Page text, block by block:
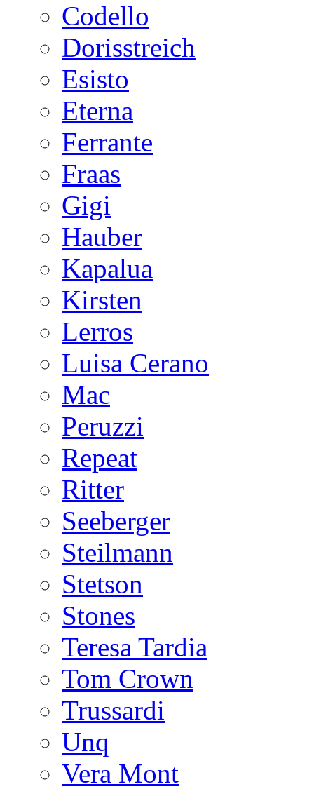
Codello
Dorisstreich
Esisto
Eterna
Ferrante
Fraas
Gigi
Hauber
Kapalua
Kirsten
Lerros
Luisa Cerano
Mac
Peruzzi
Repeat
Ritter
Seeberger
Steilmann
Stetson
Stones
Teresa Tardia
Tom Crown
Trussardi
Unq
Vera Mont